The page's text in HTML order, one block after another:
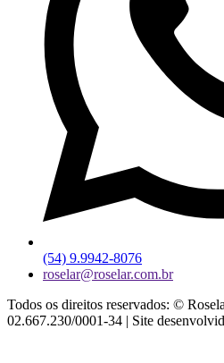
(54) 9.9942-8076
roselar@roselar.com.br
Todos os direitos reservados: ©
02.667.230/0001-34 | Site